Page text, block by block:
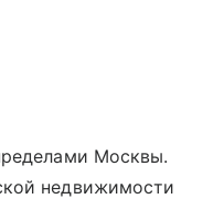
Москвы.
недвижимости